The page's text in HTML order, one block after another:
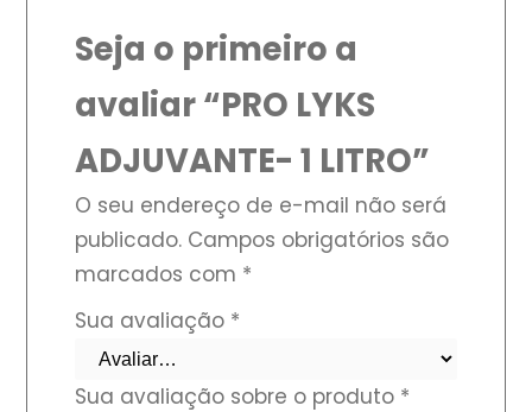
Seja o primeiro a
avaliar “PRO LYKS
ADJUVANTE- 1 LITRO”
O seu endereço de e-mail não será
publicado. Campos obrigatórios são
marcados com *
Sua avaliação *
Sua avaliação sobre o produto *